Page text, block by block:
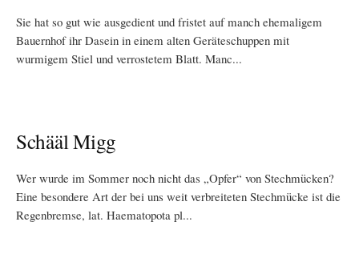
Sie hat so gut wie ausgedient und fristet auf manch ehemaligem
Bauernhof ihr Dasein in einem alten Geräteschuppen mit
wurmigem Stiel und verrostetem Blatt. Manc...
Schääl Migg
Wer wurde im Sommer noch nicht das „Opfer“ von Stechmücken?
Eine besondere Art der bei uns weit verbreiteten Stechmücke ist die
Regenbremse, lat. Haematopota pl...